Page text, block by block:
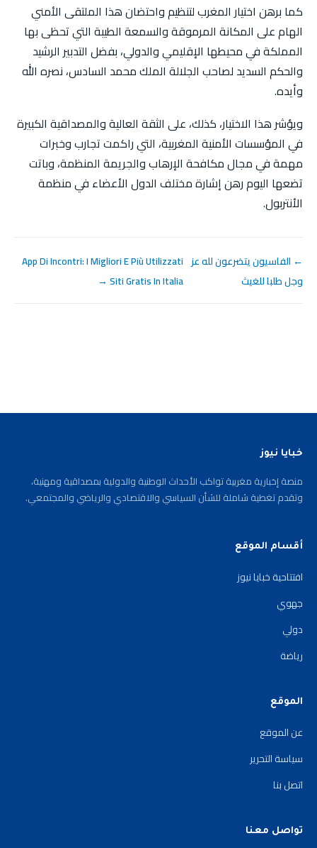
كما برهن اختيار المغرب لتنظيم واحتضان هذا الملتقى الأمني
الهام على المكانة المرموقة والسمعة الطيبة التي تحظى بها
المملكة في محيطها الإقليمي والدولي، بفضل التدبير الرشيد
والحكم السديد لصاحب الجلالة الملك محمد السادس، نصره الله
وأيده.
ويؤشر هذا الاختيار، كذلك، على الثقة العالية والمصداقية الكبيرة
في المؤسسات الأمنية المغربية، التي راكمت تجارب وخبرات
مهمة في مجال مكافحة الإرهاب والجريمة المنظمة، وباتت
تضعها اليوم رهن إشارة مختلف الدول الأعضاء في منظمة
الأنتربول.
← الفاسيون يتضرعون لله عز
وجل طلبا للغيث
App Di Incontri: I Migliori E Più Utilizzati
Siti Gratis In Italia →
خبايا نيوز
منصة إخبارية مغربية تواكب الأحداث الوطنية والدولية بمصداقية ومهنية،
وتقدم تغطية شاملة للشأن السياسي والاقتصادي والرياضي والمجتمعي.
أقسام الموقع
افتتاحية خبايا نيوز
جهوي
دولي
رياضة
الموقع
عن الموقع
سياسة التحرير
اتصل بنا
تواصل معنا